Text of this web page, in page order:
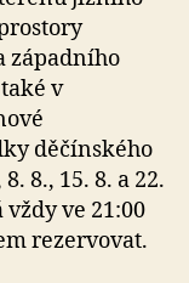
západního
v
děčínského
8., 15. 8. a 22.
ve 21:00
rezervovat.